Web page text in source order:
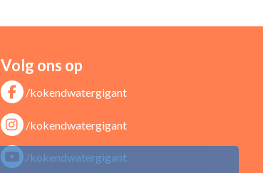
Volg ons op
/kokendwatergigant
/kokendwatergigant
/kokendwatergigant